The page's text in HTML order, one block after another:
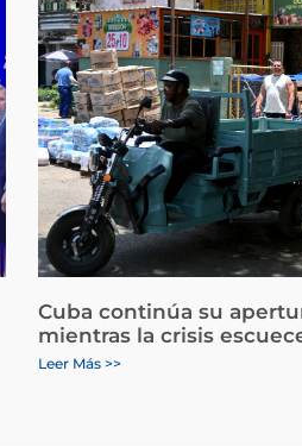
Cuba continúa su
mientras la crisis
Leer Más >>